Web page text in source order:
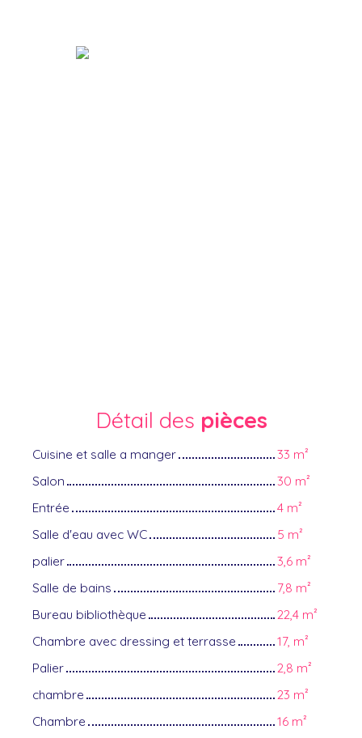
Détail des pièces
Cuisine et salle a manger
33 m²
Salon
30 m²
Entrée
4 m²
Salle d'eau avec WC
5 m²
palier
3,6 m²
Salle de bains
7,8 m²
Bureau bibliothèque
22,4 m²
Chambre avec dressing et terrasse
17, m²
Palier
2,8 m²
chambre
23 m²
Chambre
16 m²